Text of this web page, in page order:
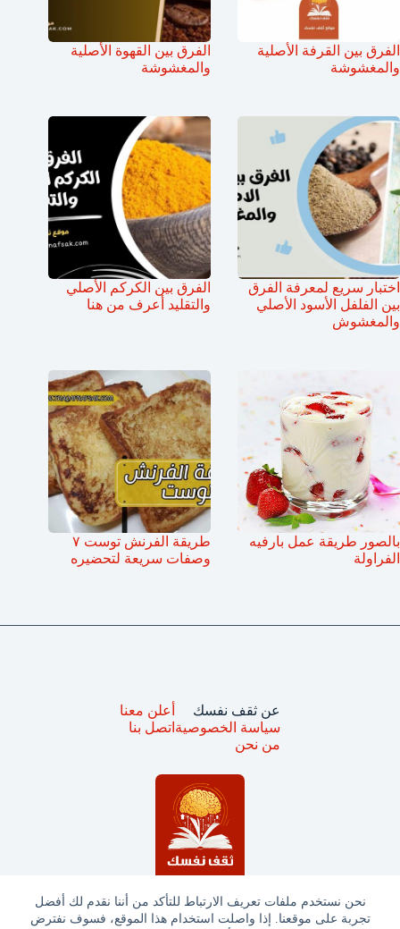
نحن نستخدم ملفات تعريف الارتباط للتأكد من أننا نقدم لك أفضل
تجربة على موقعنا. إذا واصلت استخدام هذا الموقع، فسوف نفترض
الفرق بين القرفة الأصلية
والمغشوشة
الفرق بين القهوة الأصلية
والمغشوشة
اختبار سريع لمعرفة الفرق
بين الفلفل الأسود الأصلي
والمغشوش
الفرق بين الكركم الأصلي
والتقليد أعرف من هنا
بالصور طريقة عمل بارفيه
الفراولة
طريقة الفرنش توست ٧
وصفات سريعة لتحضيره
عن ثقف نفسك
سياسة الخصوصية
من نحن
أعلن معنا
اتصل بنا